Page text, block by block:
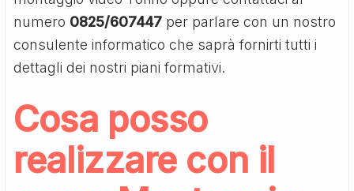
numero 0825/607447 per parlare con un nostro
consulente informatico che saprà fornirti tutti i
dettagli dei nostri piani formativi.
Cosa posso
realizzare con il